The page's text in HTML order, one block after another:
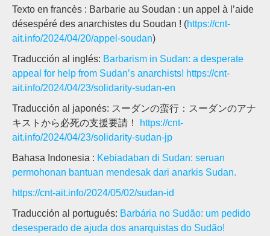
Texto en francès : Barbarie au Soudan : un appel à l’aide
désespéré des anarchistes du Soudan ! (https://cnt-
ait.info/2024/04/20/appel-soudan)
Traducción al inglés: Barbarism in Sudan: a desperate
appeal for help from Sudan’s anarchists! https://cnt-
ait.info/2024/04/23/solidarity-sudan-en
Traducción al japonés: スーダンの蛮行：スーダンのアナ
キストから必死の支援要請！
https://cnt-
ait.info/2024/04/23/solidarity-sudan-jp
Bahasa Indonesia : Kebiadaban di Sudan: seruan
permohonan bantuan mendesak dari anarkis Sudan.
https://cnt-ait.info/2024/05/02/sudan-id
Traducción al portugués: Barbária no Sudão: um pedido
desesperado de ajuda dos anarquistas do Sudão!